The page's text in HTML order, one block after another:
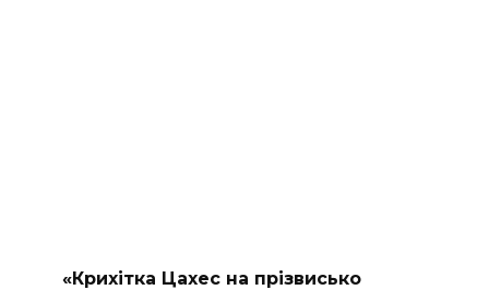
«Крихітка Цахес на прізвисько